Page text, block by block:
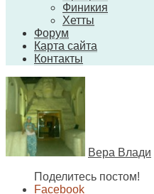
Финикия
Хетты
Форум
Карта сайта
Контакты
Вера Влади
Поделитесь постом!
Facebook